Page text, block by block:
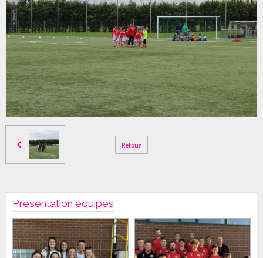
Retour
Présentation équipes